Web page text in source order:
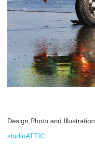
Design,Photo and Illustration.
studioATTIC